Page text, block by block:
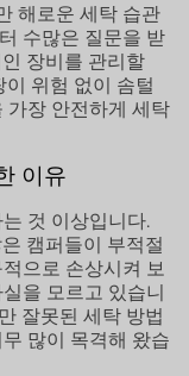
해로운 세탁 습관
수많은 질문을 받
장비를 관리할
위험 없이 솜털
가장 안전하게 세탁
이유
것 이상입니다.
캠퍼들이 부적절
으로 손상시켜 보
을 모르고 있습니
잘못된 세탁 방법
많이 목격해 왔습